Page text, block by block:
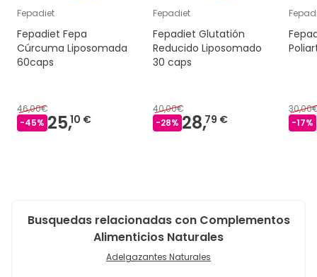
Fepadiet
Fepadiet Fepa
Cúrcuma Liposomada
60caps
46,00€
-45% 25,10 €
Fepadiet
Fepadiet Glutatión
Reducido Liposomado
30 caps
40,00€
-28% 28,79 €
-17%
Busquedas relacionadas con Complementos
Alimenticios Naturales
Adelgazantes Naturales